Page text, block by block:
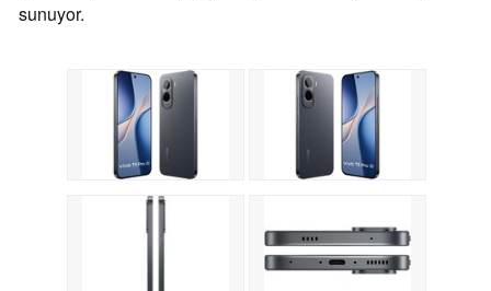
sunuyor.